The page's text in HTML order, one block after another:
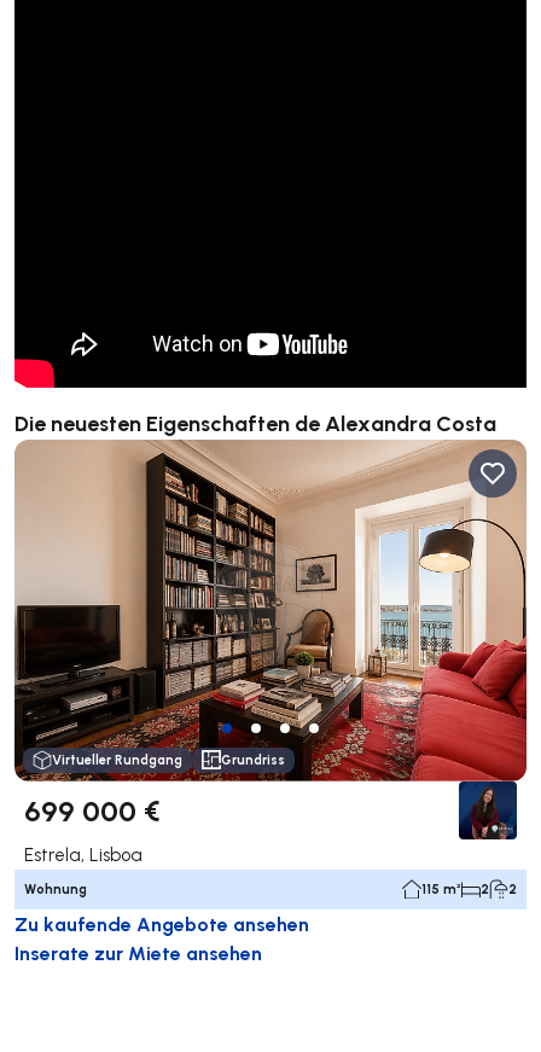
Die neuesten Eigenschaften de Alexandra Costa
Virtueller Rundgang Grundriss
699 000 €
Estrela, Lisboa
Wohnung 115 m² 2 2
Zu kaufende Angebote ansehen
Inserate zur Miete ansehen